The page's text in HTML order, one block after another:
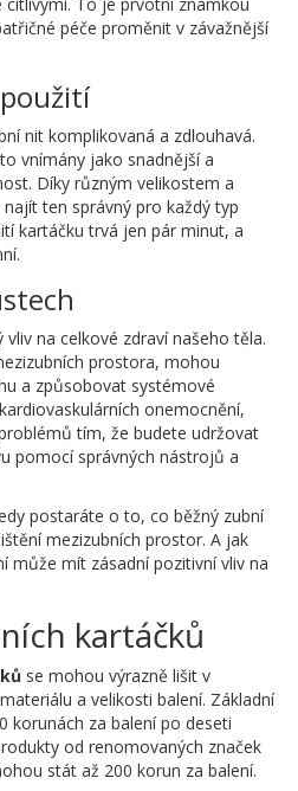
péče proměnit v závažnější
nit komplikovaná a zdlouhavá.
vnímány jako snadnější a
Díky různým velikostem a
ten správný pro každý typ
kartáčku trvá jen pár minut, a
na celkové zdraví našeho těla.
prostora, mohou
a způsobovat systémové
onemocnění,
tím, že budete udržovat
pomocí správných nástrojů a
postaráte o to, co běžný zubní
mezizubních prostor. A jak
může mít zásadní pozitivní vliv na
kartáčků
se mohou výrazně lišit v
a velikosti balení. Základní
korunách za balení po deseti
od renomovaných značek
stát až 200 korun za balení.